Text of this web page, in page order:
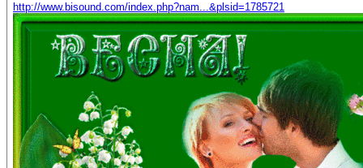
http://www.bisound.com/index.php?nam...&plsid=1785721